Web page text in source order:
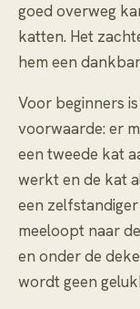
goed overweg
katten. Het
hem een
Voor beginners
voorwaarde: er
een tweede kat
werkt en de kat
een
meeloopt naar
en onder de
wordt geen